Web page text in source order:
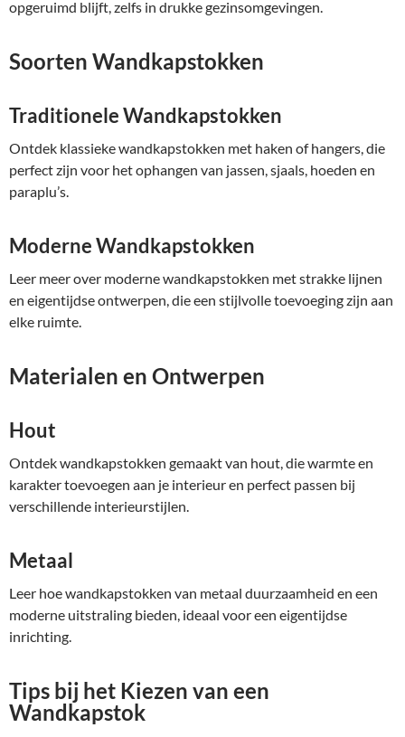
opgeruimd blijft, zelfs in drukke gezinsomgevingen.
Soorten Wandkapstokken
Traditionele Wandkapstokken
Ontdek klassieke wandkapstokken met haken of hangers, die
perfect zijn voor het ophangen van jassen, sjaals, hoeden en
paraplu’s.
Moderne Wandkapstokken
Leer meer over moderne wandkapstokken met strakke lijnen
en eigentijdse ontwerpen, die een stijlvolle toevoeging zijn aan
elke ruimte.
Materialen en Ontwerpen
Hout
Ontdek wandkapstokken gemaakt van hout, die warmte en
karakter toevoegen aan je interieur en perfect passen bij
verschillende interieurstijlen.
Metaal
Leer hoe wandkapstokken van metaal duurzaamheid en een
moderne uitstraling bieden, ideaal voor een eigentijdse
inrichting.
Tips bij het Kiezen van een
Wandkapstok